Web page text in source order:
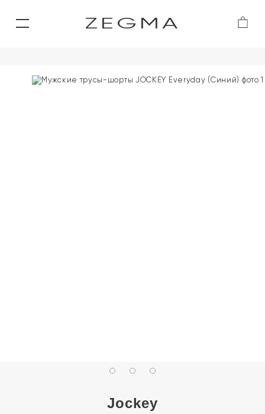
ZEGMA
Jockey